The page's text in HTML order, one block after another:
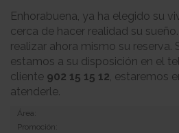
Enhorabuena, ya ha elegido su
cerca de hacer realidad su
realizar ahora mismo su reserva.
estamos a su disposición en el
cliente 902 15 15 12, estaremos
atenderle.
Área:
Promoción: